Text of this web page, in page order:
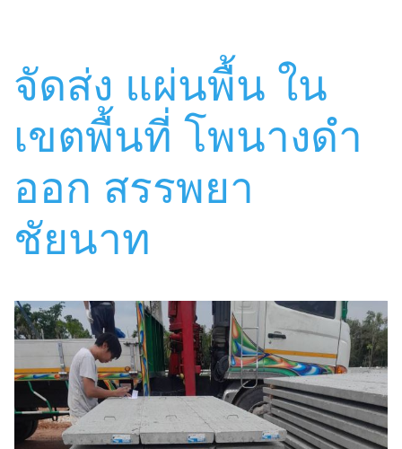
จัดส่ง แผ่นพื้น ใน
เขตพื้นที่ โพนางดำ
ออก สรรพยา
ชัยนาท